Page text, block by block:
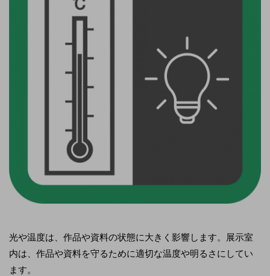
光や温度は、作品や資料の状態に大きく影響します。展示室
内は、作品や資料を守るために適切な温度や明るさにしてい
ます。